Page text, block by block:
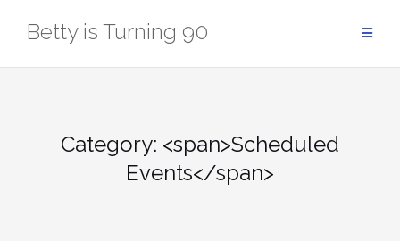
Betty is Turning 90
Category: <span>Scheduled
Events</span>